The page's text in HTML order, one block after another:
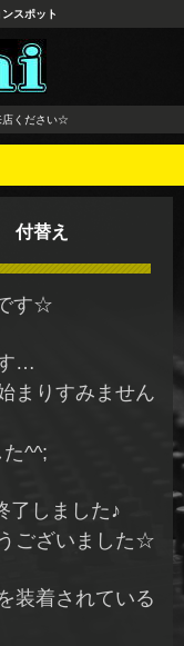
ヤ ホ
カーオ
ト
スポット
店ください☆
付替え
す☆
…
まりすみません
^^;
了しました♪
ございました☆
装着されている